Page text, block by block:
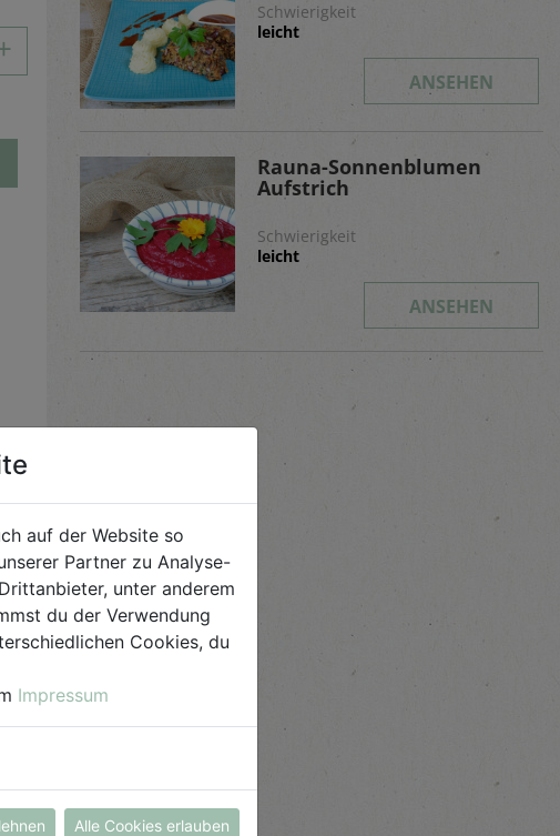
Schwierigkeit
leicht
ANSEHEN
Rauna-Sonnenblumen
Aufstrich
Schwierigkeit
leicht
ANSEHEN
auf der Website so
Partner zu Analyse-
unter anderem
du der Verwendung
Cookies, du
Impressum
Alle Cookies erlauben